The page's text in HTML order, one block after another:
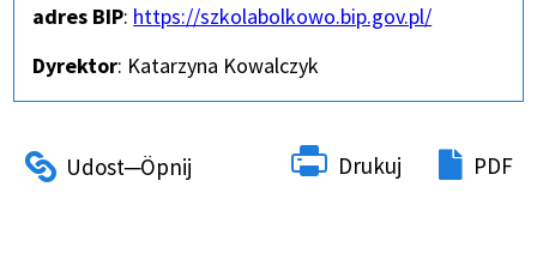
adres BIP: Otworzy
w
nowym
https://szkolabolkowo.bip.gov.pl/
Dyrektor: Katarzyna Kowalczyk
Drukuj PDF